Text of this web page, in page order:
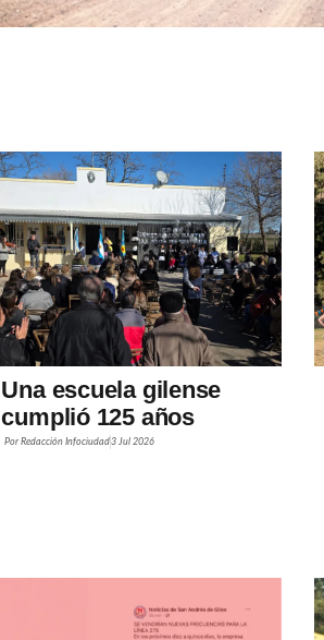
Una escuela gilense
cumplió 125 años
PorRedacción Infociudad3 Jul 2026